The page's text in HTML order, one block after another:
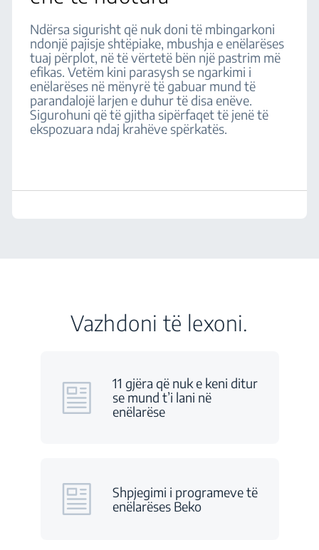
Ndërsa sigurisht që nuk doni të mbingarkoni
ndonjë pajisje shtëpiake, mbushja e enëlarëses
tuaj përplot, në të vërtetë bën një pastrim më
efikas. Vetëm kini parasysh se ngarkimi i
enëlarëses në mënyrë të gabuar mund të
parandalojë larjen e duhur të disa enëve.
Sigurohuni që të gjitha sipërfaqet të jenë të
ekspozuara ndaj krahëve spërkatës.
Vazhdoni të lexoni.
11 gjëra që nuk e keni ditur
se mund t’i lani në
enëlarëse
Shpjegimi i programeve të
enëlarëses Beko